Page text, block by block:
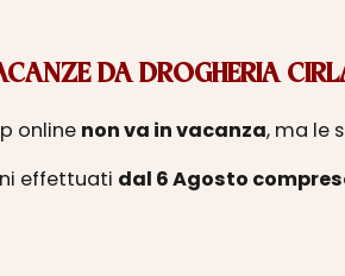
DA DROGHERIA
online non va in vacanza, ma le
effettuati dal 6 Agosto